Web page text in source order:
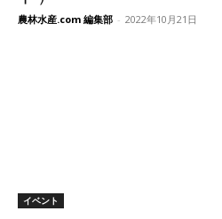
農林水産.com 編集部 - 2022年10月21日
イベント